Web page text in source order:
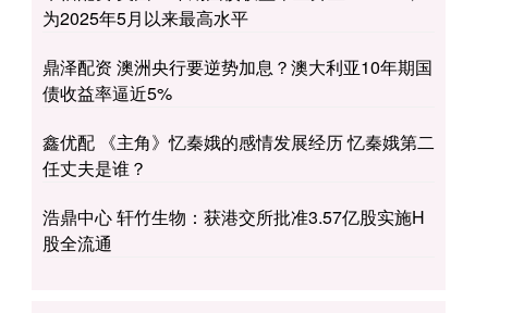
为2025年5月以来最高水平
鼎泽配资 澳洲央行要逆势加息？澳大利亚10年期国
债收益率逼近5%
鑫优配 《主角》忆秦娥的感情发展经历 忆秦娥第二
任丈夫是谁？
浩鼎中心 轩竹生物：获港交所批准3.57亿股实施H
股全流通